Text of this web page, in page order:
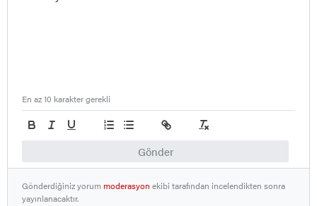
Gönder
En az 10 karakter gerekli
Gönderdiğiniz yorummoderasyon ekibi tarafından incelendikten sonra
yayınlanacaktır.